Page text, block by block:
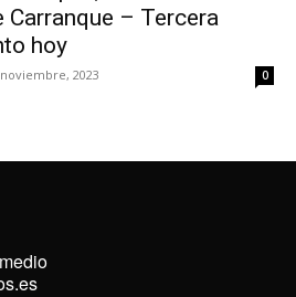
– Tercera
hoy
2023 0